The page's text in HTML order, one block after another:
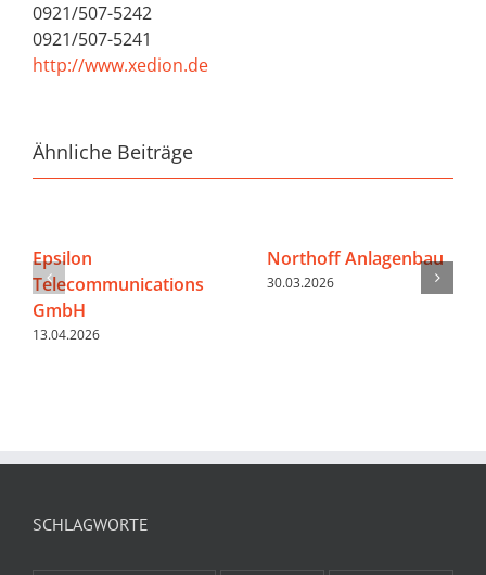
0921/507-5242
0921/507-5241
http://www.xedion.de
Ähnliche Beiträge
Epsilon
Telecommunications
GmbH
13.04.2026
Northoff Anlagenbau
30.03.2026
SCHLAGWORTE